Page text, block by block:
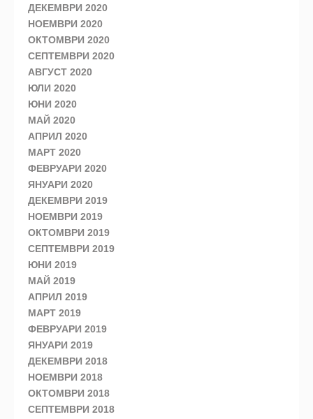
ДЕКЕМВРИ 2020
НОЕМВРИ 2020
ОКТОМВРИ 2020
СЕПТЕМВРИ 2020
АВГУСТ 2020
ЮЛИ 2020
ЮНИ 2020
МАЙ 2020
АПРИЛ 2020
МАРТ 2020
ФЕВРУАРИ 2020
ЯНУАРИ 2020
ДЕКЕМВРИ 2019
НОЕМВРИ 2019
ОКТОМВРИ 2019
СЕПТЕМВРИ 2019
ЮНИ 2019
МАЙ 2019
АПРИЛ 2019
МАРТ 2019
ФЕВРУАРИ 2019
ЯНУАРИ 2019
ДЕКЕМВРИ 2018
НОЕМВРИ 2018
ОКТОМВРИ 2018
СЕПТЕМВРИ 2018